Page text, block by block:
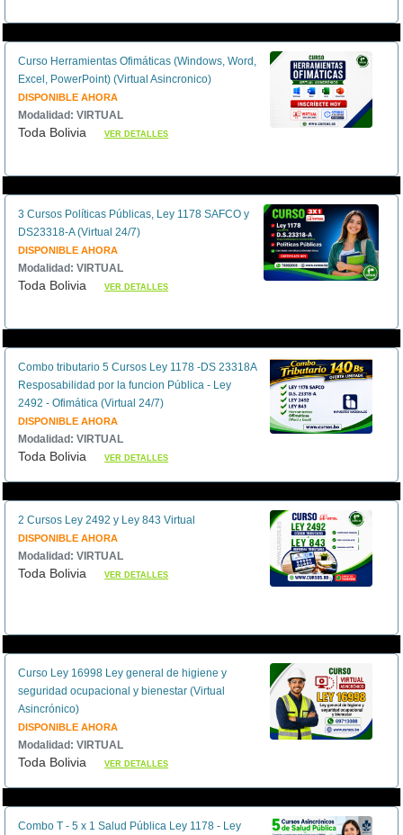
Curso Herramientas Ofimáticas (Windows, Word,
Excel, PowerPoint) (Virtual Asincronico)
DISPONIBLE AHORA
Modalidad: VIRTUAL
Toda BoliviaVER DETALLES
3 Cursos Políticas Públicas, Ley 1178 SAFCO y
DS23318-A (Virtual 24/7)
DISPONIBLE AHORA
Modalidad: VIRTUAL
Toda BoliviaVER DETALLES
Combo tributario 5 Cursos Ley 1178 -DS 23318A
Resposabilidad por la funcion Pública - Ley
2492 - Ofimática (Virtual 24/7)
DISPONIBLE AHORA
Modalidad: VIRTUAL
Toda BoliviaVER DETALLES
2 Cursos Ley 2492 y Ley 843 Virtual
DISPONIBLE AHORA
Modalidad: VIRTUAL
Toda BoliviaVER DETALLES
Curso Ley 16998 Ley general de higiene y
seguridad ocupacional y bienestar (Virtual
Asincrónico)
DISPONIBLE AHORA
Modalidad: VIRTUAL
Toda BoliviaVER DETALLES
Combo T - 5 x 1 Salud Pública Ley 1178 - Ley